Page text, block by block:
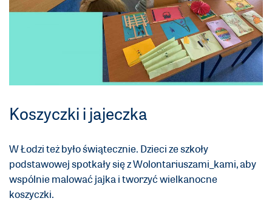
Koszyczki i jajeczka
W Łodzi też było świątecznie. Dzieci ze szkoły
podstawowej spotkały się z Wolontariuszami_kami, aby
wspólnie malować jajka i tworzyć wielkanocne
koszyczki.